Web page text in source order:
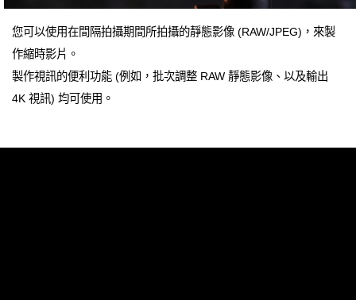
您可以使用在間隔拍攝期間所拍攝的靜態影像 (RAW/JPEG)，來製
作縮時影片。
製作視訊的便利功能 (例如，批次調整 RAW 靜態影像、以及輸出
4K 視訊) 均可使用。